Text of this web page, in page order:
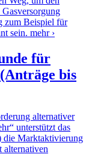
zum Beispiel für
sein. mehr ›
für
bis
alternativer
unterstützt das
die Marktaktivierung
alternativen